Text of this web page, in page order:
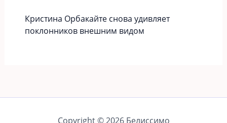
Кристина Орбакайте снова удивляет
поклонников внешним видом
Copyright © 2026 Белиссимо